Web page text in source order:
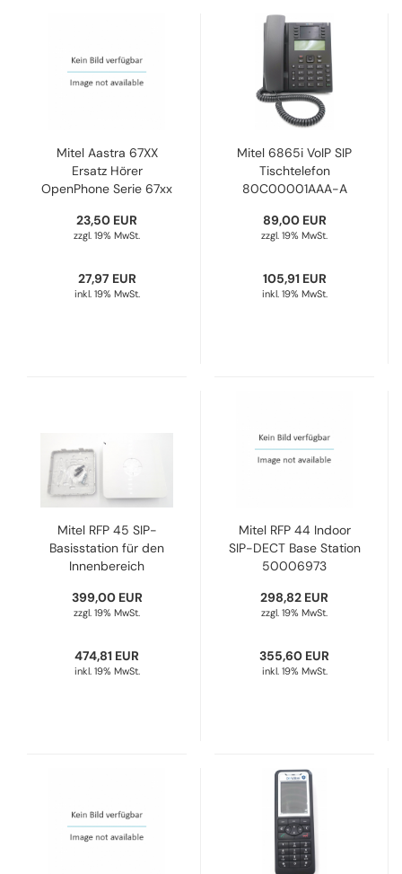
Mitel Aastra 67XX
Ersatz Hörer
OpenPhone Serie 67xx
23,50 EUR
zzgl. 19% MwSt.
27,97 EUR
inkl. 19% MwSt.
Mitel 6865i VoIP SIP
Tischtelefon
80C00001AAA-A
89,00 EUR
zzgl. 19% MwSt.
105,91 EUR
inkl. 19% MwSt.
Mitel RFP 45 SIP-
Basisstation für den
Innenbereich
399,00 EUR
zzgl. 19% MwSt.
474,81 EUR
inkl. 19% MwSt.
Mitel RFP 44 Indoor
SIP-DECT Base Station
50006973
298,82 EUR
zzgl. 19% MwSt.
355,60 EUR
inkl. 19% MwSt.